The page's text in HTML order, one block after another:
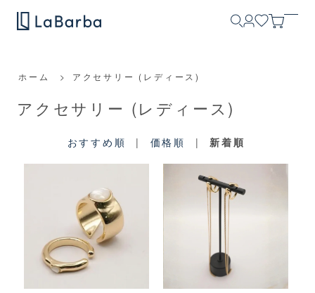
ホーム > アクセサリー (レディース)
アクセサリー (レディース)
おすすめ順 | 価格順 | 新着順